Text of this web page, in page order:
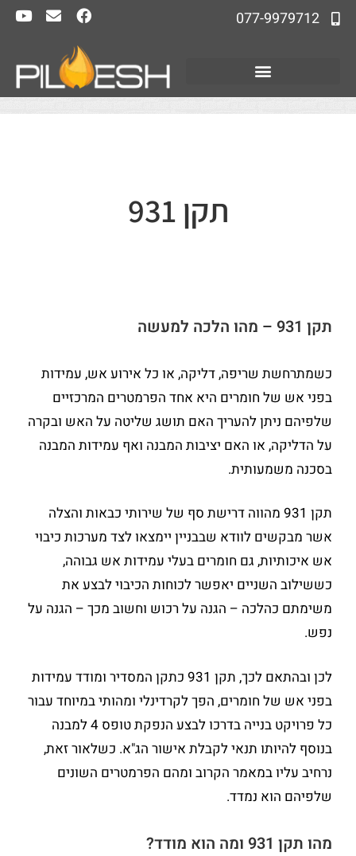
077-9979712
תקן 931
תקן 931 – מהו הלכה למעשה
כשמתרחשת שריפה, דליקה, או כל אירוע אש, עמידות
בפני אש של חומרים היא אחד הפרמטרים המרכזיים
שלפיהם ניתן להעריך האם תושג שליטה על האש ובקרה
על הדליקה, או האם יציבות המבנה ואף עמידות המבנה
בסכנה משמעותית.
תקן 931 מהווה דרישת סף של שירותי כבאות והצלה
אשר מבקשים לוודא שבבניין יימצאו לצד מערכות כיבוי
אש איכותיות, גם חומרים בעלי עמידות אש גבוהה,
כששילוב השניים יאפשר לכוחות הכיבוי לבצע את
משימתם כהלכה – הגנה על רכוש וחשוב מכך – הגנה על
נפש.
לכן ובהתאם לכך, תקן 931 כתקן המסדיר ומודד עמידות
בפני אש של חומרים, הפך לקרדינלי ומהותי במיוחד עבור
כל פרויקט בנייה בדרכו לבצע הנפקת טופס 4 למבנה
בנוסף להיותו תנאי לקבלת אישור הג"א. כשלאור זאת,
נרחיב עליו במאמר הקרוב ומהם הפרמטרים השונים
שלפיהם הוא נמדד.
מהו תקן 931 ומה הוא מודד?